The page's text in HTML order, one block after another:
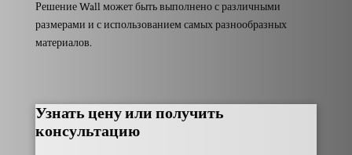
Решение Wall может быть выполнено с различными
размерами и с использованием самых разнообразных
материалов.
Узнать цену или получить
консультацию